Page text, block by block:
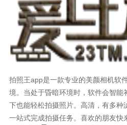
拍照王app是一款专业的美颜相机软
境。当处于昏暗环境时，软件会智能
下也能轻松拍摄照片。高清，有多种
一站式完成拍摄任务。喜欢的朋友快